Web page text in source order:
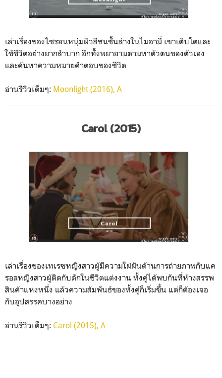
เล่าเรื่องของไชรอนหนุ่มผิวสีชนชั้นล่างในไมอามี่ เขาเติบโตและ
ใช้ชีวิตอย่างยากลำบาก อีกทั้งพยายามตามหาตัวตนของตัวเอง
และค้นหาความหมายคำตอบของชีวิต
อ่านรีวิวเต็มๆ: Moonlight (2016), A
Carol (2015)
เล่าเรื่องของเทเรซหญิงสาวผู้มีความใฝ่ฝันด้านการถ่ายภาพกับแค
รอลหญิงสาวผู้ติดกับดักในชีวิตแต่งงาน ทั้งคู่ได้พบกันที่ห้างสรรพ
สินค้าแห่งหนึ่ง แล้วความสัมพันธ์ของทั้งคู่ก็เริ่มขึ้น แต่ก็ต้องเจอ
กับอุปสรรคบางอย่าง
อ่านรีวิวเต็มๆ: Carol (2015), A